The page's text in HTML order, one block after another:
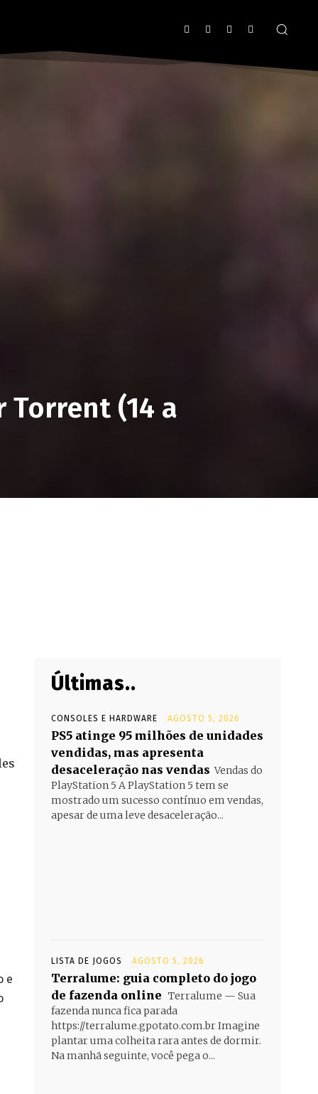
Torrent (14 a
e
Últimas..
CONSOLES E HARDWARE AGOSTO 5, 2026
PS5 atinge 95 milhões de unidades
vendidas, mas apresenta
desaceleração nas vendas Vendas do
PlayStation 5 A PlayStation 5 tem se
mostrado um sucesso contínuo em vendas,
apesar de uma leve desaceleração...
LISTA DE JOGOS AGOSTO 5, 2026
Terralume: guia completo do jogo
de fazenda online Terralume — Sua
fazenda nunca fica parada
https://terralume.gpotato.com.br Imagine
plantar uma colheita rara antes de dormir.
Na manhã seguinte, você pega o...